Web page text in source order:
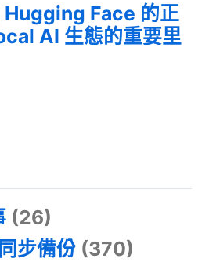
Face 的正
AI 生態的重要里
(26)
步備份 (370)